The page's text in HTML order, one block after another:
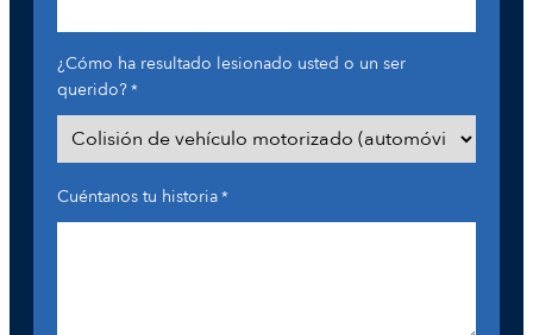
¿Cómo ha resultado lesionado usted o un ser
querido?*
Cuéntanos tu historia*